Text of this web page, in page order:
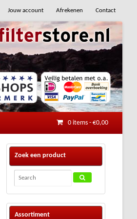
Jouw account Afrekenen Contact
0 items - €0,00
Zoek een product
Assortiment